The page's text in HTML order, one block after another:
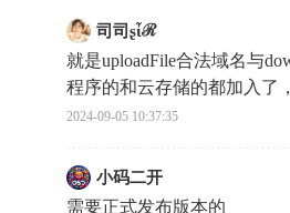
司司ʂἶℛ
就是uploadFile合法域名与
程序的和云存储的都加入了
2024-09-05 10:37:35
小码二开
需要正式发布版本的